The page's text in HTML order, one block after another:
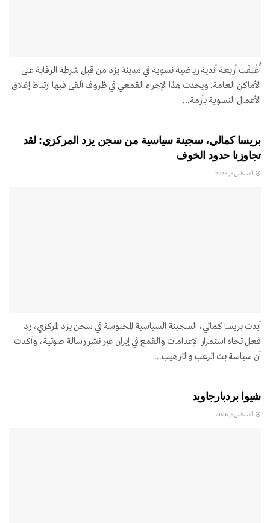
أُغْلِقَت أربعة أندية رياضية نسوية في مدينة يزد من قبل شرطة الرقابة على
الأماكن العامة. ويحدث هذا الإجراء القمعي في ظروف ألقى فيها ارتباط إغلاق
الأعمال النسوية بأزمة...
بريسا كمالي، سجينة سياسية من سجن يزد المركزي: لقد
تجاوزنا حدود الخوف
أغسطس 6, 2026
أبدت بريسا كمالي، السجينة السياسية المحبوسة في سجن يزد المركزي، رد
فعل تجاه استمرار الإعدامات والقمع في إيران عبر نشر رسالة صوتية، وأكدت
أن سياسة بث الرعب والترهيب...
شيوا بردبارجاويد
أغسطس 5, 2026